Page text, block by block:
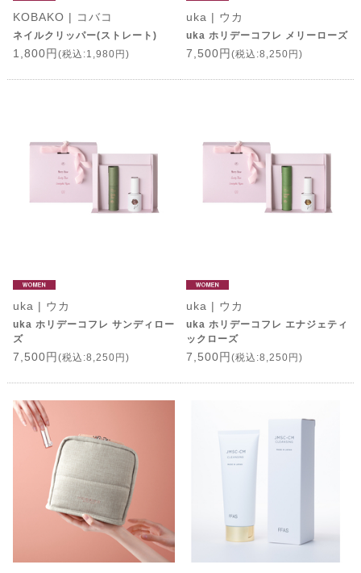
KOBAKO | コバコ
ネイルクリッパー(ストレート)
1,800円 (税込:1,980円)
uka | ウカ
uka ホリデーコフレ メリーローズ
7,500円 (税込:8,250円)
uka | ウカ
uka ホリデーコフレ サンディロー
ズ
7,500円 (税込:8,250円)
uka | ウカ
uka ホリデーコフレ エナジェティ
ックローズ
7,500円 (税込:8,250円)